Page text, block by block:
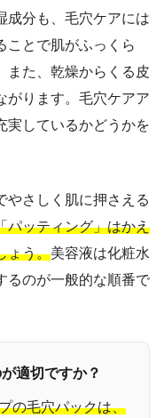
成分も、毛穴ケアには
ことで肌がふっくら
また、乾燥からくる皮
がります。毛穴ケアア
実しているかどうかを
やさしく肌に押さえる
パッティング」はかえ
ょう。美容液は化粧水
るのが一般的な順番で
適切ですか？
の毛穴パックは、